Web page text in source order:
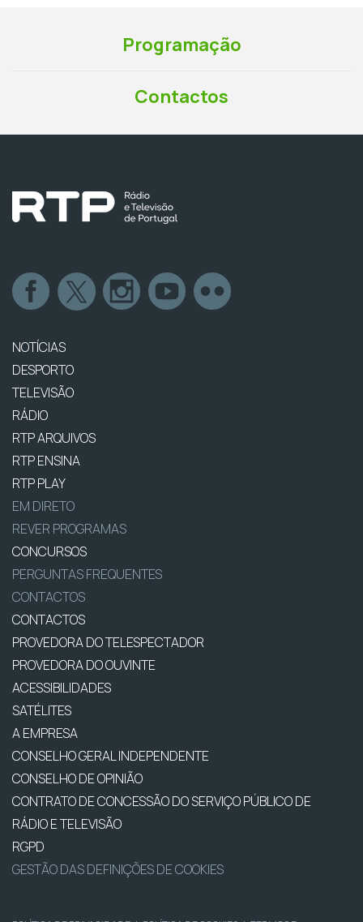
Programação
Contactos
NOTÍCIAS
DESPORTO
TELEVISÃO
RÁDIO
RTP ARQUIVOS
RTP ENSINA
RTP PLAY
EM DIRETO
REVER PROGRAMAS
CONCURSOS
PERGUNTAS FREQUENTES
CONTACTOS
CONTACTOS
PROVEDORA DO TELESPECTADOR
PROVEDORA DO OUVINTE
ACESSIBILIDADES
SATÉLITES
A EMPRESA
CONSELHO GERAL INDEPENDENTE
CONSELHO DE OPINIÃO
CONTRATO DE CONCESSÃO DO SERVIÇO PÚBLICO DE
RÁDIO E TELEVISÃO
RGPD
GESTÃO DAS DEFINIÇÕES DE COOKIES